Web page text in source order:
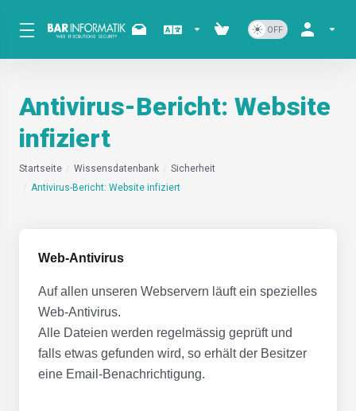
Antivirus-Bericht: Website
infiziert
Startseite Wissensdatenbank
Sicherheit
Antivirus-Bericht: Website infiziert
Web-Antivirus
Auf allen unseren Webservern läuft ein spezielles
Web-Antivirus.
Alle Dateien werden regelmässig geprüft und
falls etwas gefunden wird, so erhält der Besitzer
eine Email-Benachrichtigung.